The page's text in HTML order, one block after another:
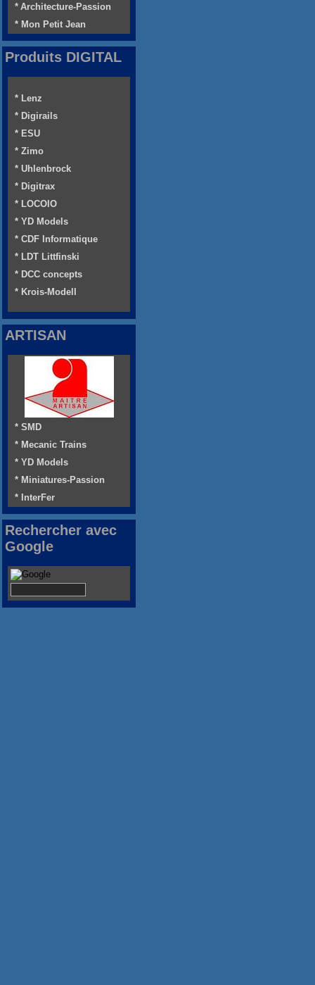
* Architecture-Passion
* Mon Petit Jean
Produits DIGITAL
* Lenz
* Digirails
* ESU
* Zimo
* Uhlenbrock
* Digitrax
* LOCOIO
* YD Models
* CDF Informatique
* LDT Littfinski
* DCC concepts
* Krois-Modell
ARTISAN
* SMD
* Mecanic Trains
* YD Models
* Miniatures-Passion
* InterFer
Rechercher avec
Google